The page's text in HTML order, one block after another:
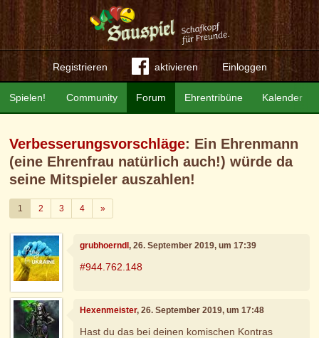
Registrieren aktivieren Einloggen
Community Forum Ehrentribüne Kalender
Spielen!
Verbesserungsvorschläge: Ein Ehrenmann
(eine Ehrenfrau natürlich auch!) würde da
seine Mitspieler auszahlen!
1 2 3 4 »Weiter
grubhoerndl, 26. September 2019, um 17:39
#944.762.148
Hexenmeister, 26. September 2019, um 17:48
Hast du das bei deinen komischen Kontras